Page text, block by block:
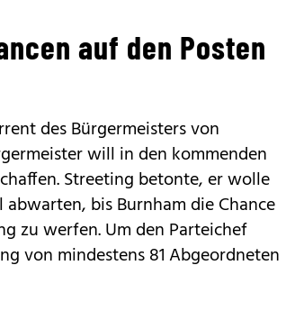
auf den Posten
des Bürgermeisters von
will in den kommenden
Streeting betonte, er wolle
bis Burnham die Chance
zu werfen. Um den Parteichef
von mindestens 81 Abgeordneten